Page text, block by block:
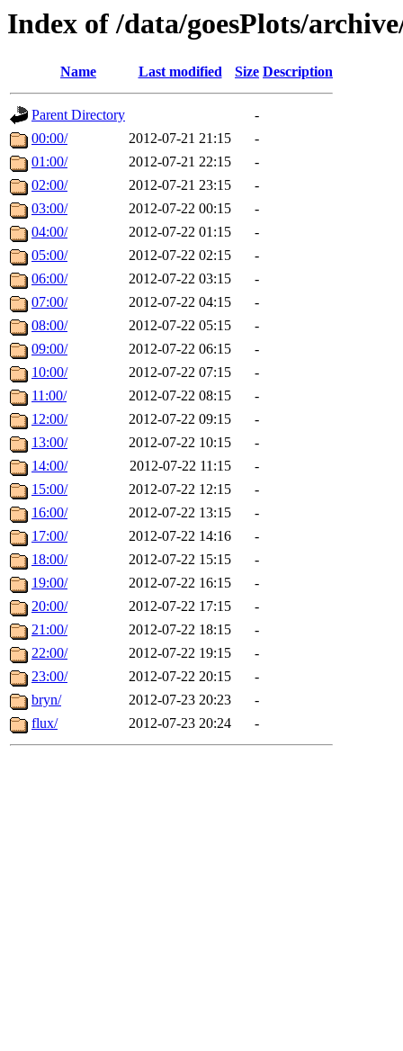
Index of /data/goesPlots/
Name Last modified Size Description
Parent Directory
-
00:00/
2012-07-21 21:15
-
01:00/
2012-07-21 22:15
-
02:00/
2012-07-21 23:15
-
03:00/
2012-07-22 00:15
-
04:00/
2012-07-22 01:15
-
05:00/
2012-07-22 02:15
-
06:00/
2012-07-22 03:15
-
07:00/
2012-07-22 04:15
-
08:00/
2012-07-22 05:15
-
09:00/
2012-07-22 06:15
-
10:00/
2012-07-22 07:15
-
11:00/
2012-07-22 08:15
-
12:00/
2012-07-22 09:15
-
13:00/
2012-07-22 10:15
-
14:00/
2012-07-22 11:15
-
15:00/
2012-07-22 12:15
-
16:00/
2012-07-22 13:15
-
17:00/
2012-07-22 14:16
-
18:00/
2012-07-22 15:15
-
19:00/
2012-07-22 16:15
-
20:00/
2012-07-22 17:15
-
21:00/
2012-07-22 18:15
-
22:00/
2012-07-22 19:15
-
23:00/
2012-07-22 20:15
-
bryn/
2012-07-23 20:23
-
flux/
2012-07-23 20:24 -